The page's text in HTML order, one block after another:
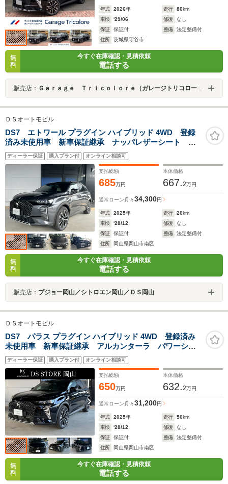
年式 2026年 走行 80km
車検
'29/06 修復
なし
保証
保証付 整備
法定整備付
住所
茨城県守谷市
無
料
今すぐ在庫確認・見積依頼
電話する
販売店： Ｇａｒａｇｅ Ｔｒｉｃｏｌｏｒｅ（ガレージトリコロール）
ＤＳオートモビル
DS7 エトワール プラグイン ハイブリッド 4WD 登録
済み未使用車 新車保証継承 ナッパレザーシート ベ
ンチレーション シートヒーター パワーシート マッ
サージ機能 パノラマサンルーフ パワーテールゲー
ト プラグインHV 360°ビジョン カープレイ
ディーラー保証 購入プラン付 オンライン相談可
支払総額
685万円
本体価格
667.2万円
通常ローン 月々34,300円
年式 2025年 走行 20km
車検
'28/12 修復
なし
保証
保証付 整備
法定整備付
住所
岡山県岡山市南区
無
料
今すぐ在庫確認・見積依頼
電話する
販売店： プジョー岡山／シトロエン岡山／ＤＳ岡山
ＤＳオートモビル
DS7 パラス プラグイン ハイブリッド 4WD 登録済み
未使用車 新車保証継承 アルカンターラ パワーシー
ト マッサージ機能 シートヒーター パノラマサンル
ーフ パワーテールゲート プラグインハイブリッド
360°ビジョン カープレイ
ディーラー保証 購入プラン付 オンライン相談可
支払総額
650万円
本体価格
632.2万円
通常ローン 月々31,200円
年式 2025年 走行 50km
車検
'28/12 修復
なし
保証
保証付 整備
法定整備付
住所
岡山県岡山市南区
無
料
今すぐ在庫確認・見積依頼
電話する